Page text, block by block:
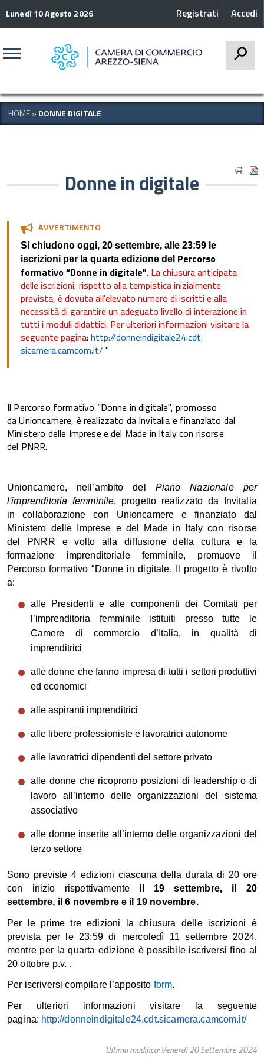
Lunedì 10 Agosto 2026 Accedi
Registrati
HOME» DONNE DIGITALE
Donne in digitale
AVVERTIMENTO
Si chiudono oggi, 20 settembre, alle 23:59 le
iscrizioni per la quarta edizione del Percorso
formativo “Donne in digitale". La chiusura anticipata
delle iscrizioni, rispetto alla tempistica inizialmente
prevista, è dovuta all'elevato numero di iscritti e alla
necessità di garantire un adeguato livello di interazione in
tutti i moduli didattici. Per ulteriori informazioni visitare la
seguente pagina: http://donneindigitale24.cdt.
sicamera.camcom.it/ "
Il Percorso formativo “Donne in digitale", promosso
daUnioncamere, è realizzato da Invitalia e finanziato dal
Ministero delle Imprese e del Made in Italy con risorse
del PNRR.
Unioncamere, nell’ambito del
Piano Nazionale per
l'imprenditoria femminile, progetto realizzato da Invitalia
in collaborazione con Unioncamere e finanziato dal
Ministero delle Imprese e del Made in Italy con risorse
del PNRR e volto alla diffusione della cultura e la
formazione imprenditoriale femminile, promuove il
Percorso formativo “Donne in digitale. Il progetto è rivolto
a:
alle Presidenti e alle componenti dei Comitati per
l’imprenditoria femminile istituiti presso tutte le
Camere di commercio d’Italia, in qualità di
imprenditrici
alle donne che fanno impresa di tutti i settori produttivi
ed economici
alle aspiranti imprenditrici
alle libere professioniste e lavoratrici autonome
alle lavoratrici dipendenti del settore privato
alle donne che ricoprono posizioni di leadership o di
lavoro all’interno delle organizzazioni del sistema
associativo
alle donne inserite all’interno delle organizzazioni del
terzo settore
Sono previste 4 edizioni ciascuna della durata di 20 ore
con inizio rispettivamente il 19 settembre, il 20
settembre, il 6 novembre e il 19 novembre.
Per le prime tre edizioni la chiusura delle iscrizioni è
prevista per le 23:59 di mercoledì 11 settembre 2024,
mentre per la quarta edizione è possibile iscriversi fino al
20 ottobre p.v. .
Per iscriversi compilare l’apposito form.
Per ulteriori informazioni visitare la seguente
pagina: http://donneindigitale24.cdt.sicamera.camcom.it/
Ultima modifica: Venerdì 20 Settembre 2024